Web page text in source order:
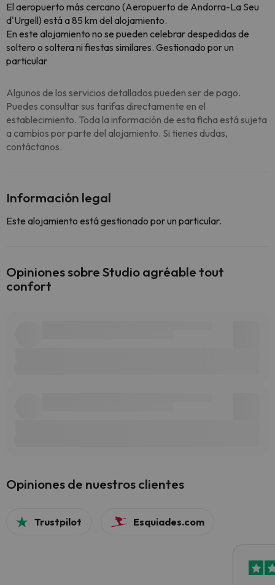
El aeropuerto más cercano (Aeropuerto de Andorra-La Seu
d'Urgell) está a 85 km del alojamiento.
En este alojamiento no se pueden celebrar despedidas de
soltero o soltera ni fiestas similares. Gestionado por un
particular
Algunos de los servicios detallados pueden ser de pago.
Puedes consultar sus tarifas directamente en el
establecimiento. Toda la información de esta ficha está sujeta
a cambios por parte del alojamiento. Si tienes dudas,
contáctanos.
Información legal
Este alojamiento está gestionado por un particular.
Opiniones sobre Studio agréable tout
confort
Opiniones de nuestros clientes
Trustpilot Esquiades.com